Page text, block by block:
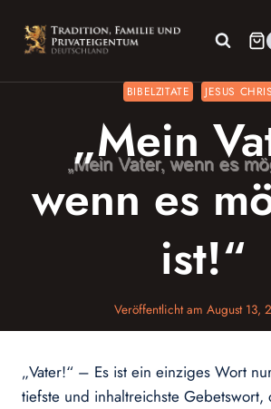
Inhalt
springen
BIBELZITATE JESUS
„Mein
wenn es
ist!“
Veröffentlicht am August 13,
„Vater!“ – Es ist ein einziges Wort
tiefste und inhaltreichste Gebetswort,